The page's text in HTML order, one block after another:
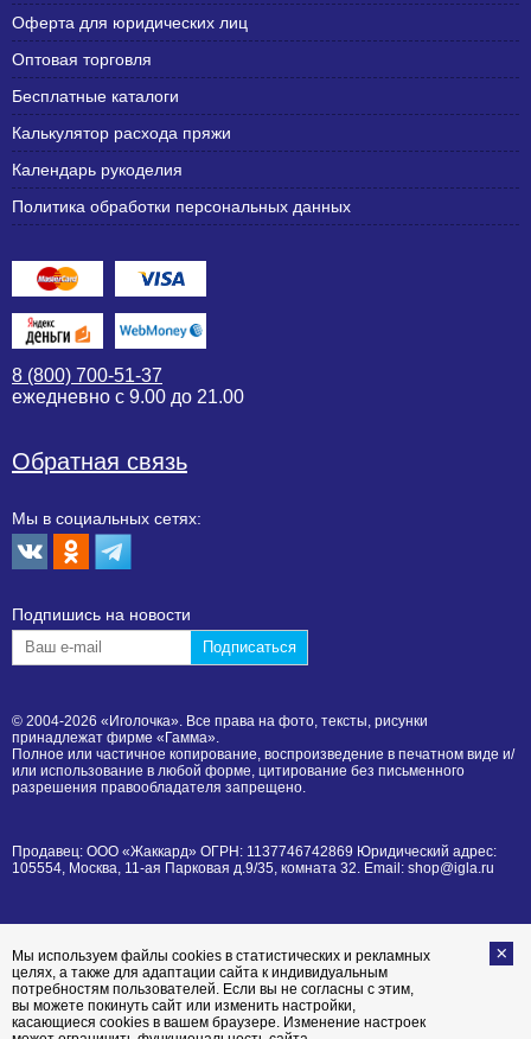
Оферта для юридических лиц
Оптовая торговля
Бесплатные каталоги
Калькулятор расхода пряжи
Календарь рукоделия
Политика обработки персональных данных
8 (800) 700-51-37
ежедневно с 9.00 до 21.00
Обратная связь
Мы в социальных сетях:
Подпишиcь на новости
© 2004-2026 «Иголочка». Все права на фото, тексты, рисунки
принадлежат фирме «Гамма».
Полное или частичное копирование, воспроизведение в печатном виде и/
или использование в любой форме, цитирование без письменного
разрешения правообладателя запрещено.
Продавец: ООО «Жаккард» ОГРН: 1137746742869 Юридический адрес:
105554, Москва, 11-ая Парковая д.9/35, комната 32. Email: shop@igla.ru
Мы используем файлы cookies в статистических и рекламных
целях, а также для адаптации сайта к индивидуальным
потребностям пользователей. Если вы не согласны с этим,
вы можете покинуть сайт или изменить настройки,
касающиеся cookies в вашем браузере. Изменение настроек